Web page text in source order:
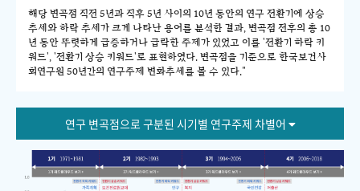
해당 변곡점 직전 5년과 직후 5년 사이의 10년 동안의 연구 전환기에 상승
추세와 하락 추세가 크게 나타난 용어를 분석한 결과, 변곡점 전후의 총 10
년 동안 뚜렷하게 급증하거나 급락한 주제가 있었고 이를 '전환기 하락 키
워드', '전환기 상승 키워드'로 표현하였다. 변곡점을 기준으로 한국보건사
회연구원 50년간의 연구주제 변화추세를 볼 수 있다."
연구 변곡점으로 구분된 시기별 연구주제 차별어